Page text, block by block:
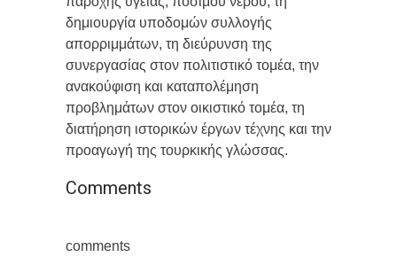
δημιουργία υποδομών συλλογής
απορριμμάτων, τη διεύρυνση της
συνεργασίας στον πολιτιστικό τομέα, την
ανακούφιση και καταπολέμηση
προβλημάτων στον οικιστικό τομέα, τη
διατήρηση ιστορικών έργων τέχνης και την
προαγωγή της τουρκικής γλώσσας.
Comments
comments